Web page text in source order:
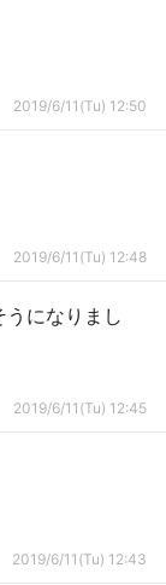
2019/6/11(Tu) 12:50
2019/6/11(Tu) 12:48
うになりまし
2019/6/11(Tu) 12:45
2019/6/11(Tu) 12:43